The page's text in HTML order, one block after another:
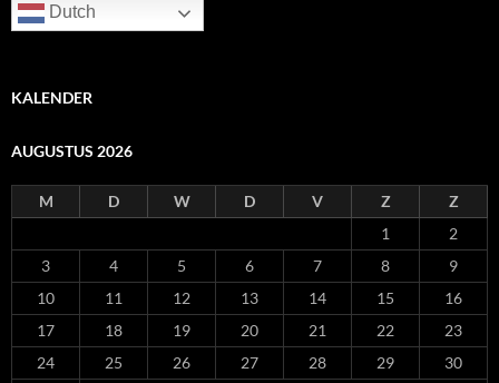
Dutch
KALENDER
AUGUSTUS 2026
M D W D V Z
Z
1
2
3
4 5 6 7 8
9
10
11 12 13 14 15
16
17
18 19 20 21 22
23
24
25 26 27 28 29
30